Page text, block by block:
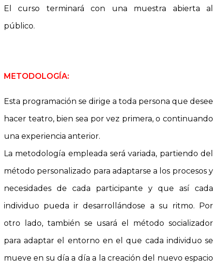
El curso terminará con una muestra abierta al
público.
METODOLOGÍA:
Esta programación se dirige a toda persona que desee
hacer teatro, bien sea por vez primera, o continuando
una experiencia anterior.
La metodología empleada será variada, partiendo del
método personalizado para adaptarse a los procesos y
necesidades de cada participante y que así cada
individuo pueda ir desarrollándose a su ritmo. Por
otro lado, también se usará el método socializador
para adaptar el entorno en el que cada individuo se
mueve en su día a día a la creación del nuevo espacio